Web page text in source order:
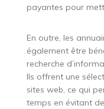
payantes pour
En outre, les
également être
recherche
Ils offrent une
sites web, ce qui
temps en évitant